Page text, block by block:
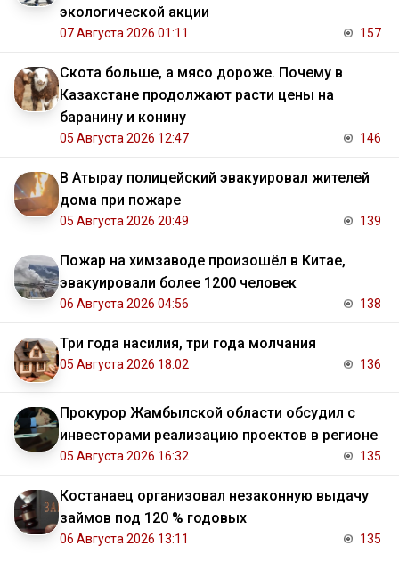
экологической акции
07 Августа 2026 01:11 157
Скота больше, а мясо дороже. Почему в
Казахстане продолжают расти цены на
баранину и конину
05 Августа 2026 12:47 146
В Атырау полицейский эвакуировал жителей
дома при пожаре
05 Августа 2026 20:49 139
Пожар на химзаводе произошёл в Китае,
эвакуировали более 1200 человек
06 Августа 2026 04:56 138
Три года насилия, три года молчания
05 Августа 2026 18:02 136
Прокурор Жамбылской области обсудил с
инвесторами реализацию проектов в регионе
05 Августа 2026 16:32 135
Костанаец организовал незаконную выдачу
займов под 120 % годовых
06 Августа 2026 13:11 135